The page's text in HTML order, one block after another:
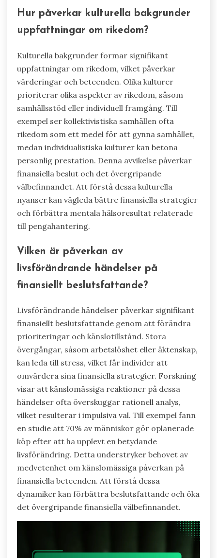
Hur påverkar kulturella bakgrunder
uppfattningar om rikedom?
Kulturella bakgrunder formar signifikant
uppfattningar om rikedom, vilket påverkar
värderingar och beteenden. Olika kulturer
prioriterar olika aspekter av rikedom, såsom
samhällsstöd eller individuell framgång. Till
exempel ser kollektivistiska samhällen ofta
rikedom som ett medel för att gynna samhället,
medan individualistiska kulturer kan betona
personlig prestation. Denna avvikelse påverkar
finansiella beslut och det övergripande
välbefinnandet. Att förstå dessa kulturella
nyanser kan vägleda bättre finansiella strategier
och förbättra mentala hälsoresultat relaterade
till pengahantering.
Vilken är påverkan av
livsförändrande händelser på
finansiellt beslutsfattande?
Livsförändrande händelser påverkar signifikant
finansiellt beslutsfattande genom att förändra
prioriteringar och känslotillstånd. Stora
övergångar, såsom arbetslöshet eller äktenskap,
kan leda till stress, vilket får individer att
omvärdera sina finansiella strategier. Forskning
visar att känslomässiga reaktioner på dessa
händelser ofta överskuggar rationell analys,
vilket resulterar i impulsiva val. Till exempel fann
en studie att 70% av människor gör oplanerade
köp efter att ha upplevt en betydande
livsförändring. Detta understryker behovet av
medvetenhet om känslomässiga påverkan på
finansiella beteenden. Att förstå dessa
dynamiker kan förbättra beslutsfattande och öka
det övergripande finansiella välbefinnandet.